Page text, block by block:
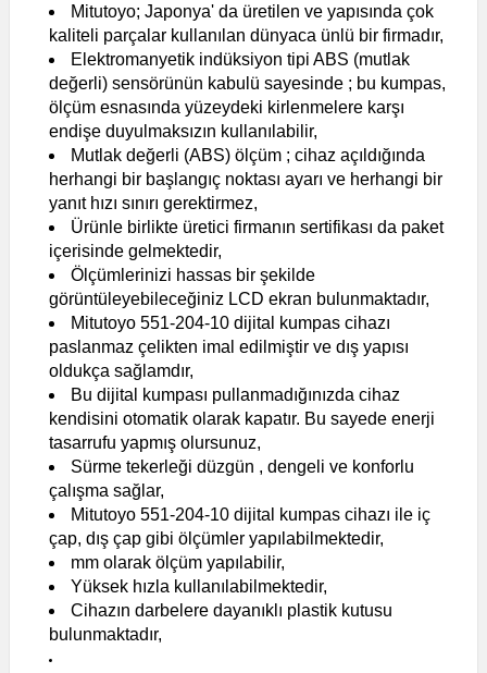
Mitutoyo; Japonya' da üretilen ve yapısında çok
kaliteli parçalar kullanılan dünyaca ünlü bir firmadır,
Elektromanyetik indüksiyon tipi ABS (mutlak
değerli) sensörünün kabulü sayesinde ; bu kumpas,
ölçüm esnasında yüzeydeki kirlenmelere karşı
endişe duyulmaksızın kullanılabilir,
Mutlak değerli (ABS) ölçüm ; cihaz açıldığında
herhangi bir başlangıç noktası ayarı ve herhangi bir
yanıt hızı sınırı gerektirmez,
Ürünle birlikte üretici firmanın sertifikası da paket
içerisinde gelmektedir,
Ölçümlerinizi hassas bir şekilde
görüntüleyebileceğiniz LCD ekran bulunmaktadır,
Mitutoyo 551-204-10 dijital kumpas cihazı
paslanmaz çelikten imal edilmiştir ve dış yapısı
oldukça sağlamdır,
Bu dijital kumpası pullanmadığınızda cihaz
kendisini otomatik olarak kapatır. Bu sayede enerji
tasarrufu yapmış olursunuz,
Sürme tekerleği düzgün , dengeli ve konforlu
çalışma sağlar,
Mitutoyo 551-204-10 dijital kumpas cihazı ile iç
çap, dış çap gibi ölçümler yapılabilmektedir,
mm olarak ölçüm yapılabilir,
Yüksek hızla kullanılabilmektedir,
Cihazın darbelere dayanıklı plastik kutusu
bulunmaktadır,